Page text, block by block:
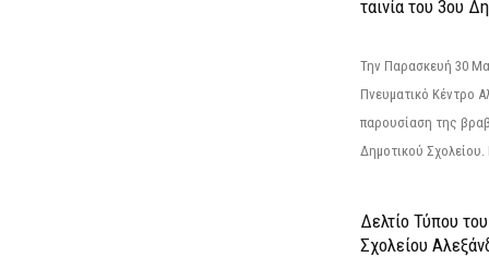
ταινία του 3ου
Την Παρασκευή 30
Πνευματικό Κέντρο
παρουσίαση της
Δημοτικού Σχολείου.
Δελτίο Τύπου
Σχολείου